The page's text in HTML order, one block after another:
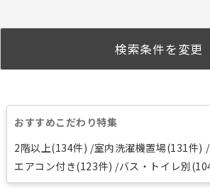
検索条件を変更
おすすめこだわり特集
2階以上(134件) 室内洗濯機置場(131件)
エアコン付き(123件) バス・トイレ別